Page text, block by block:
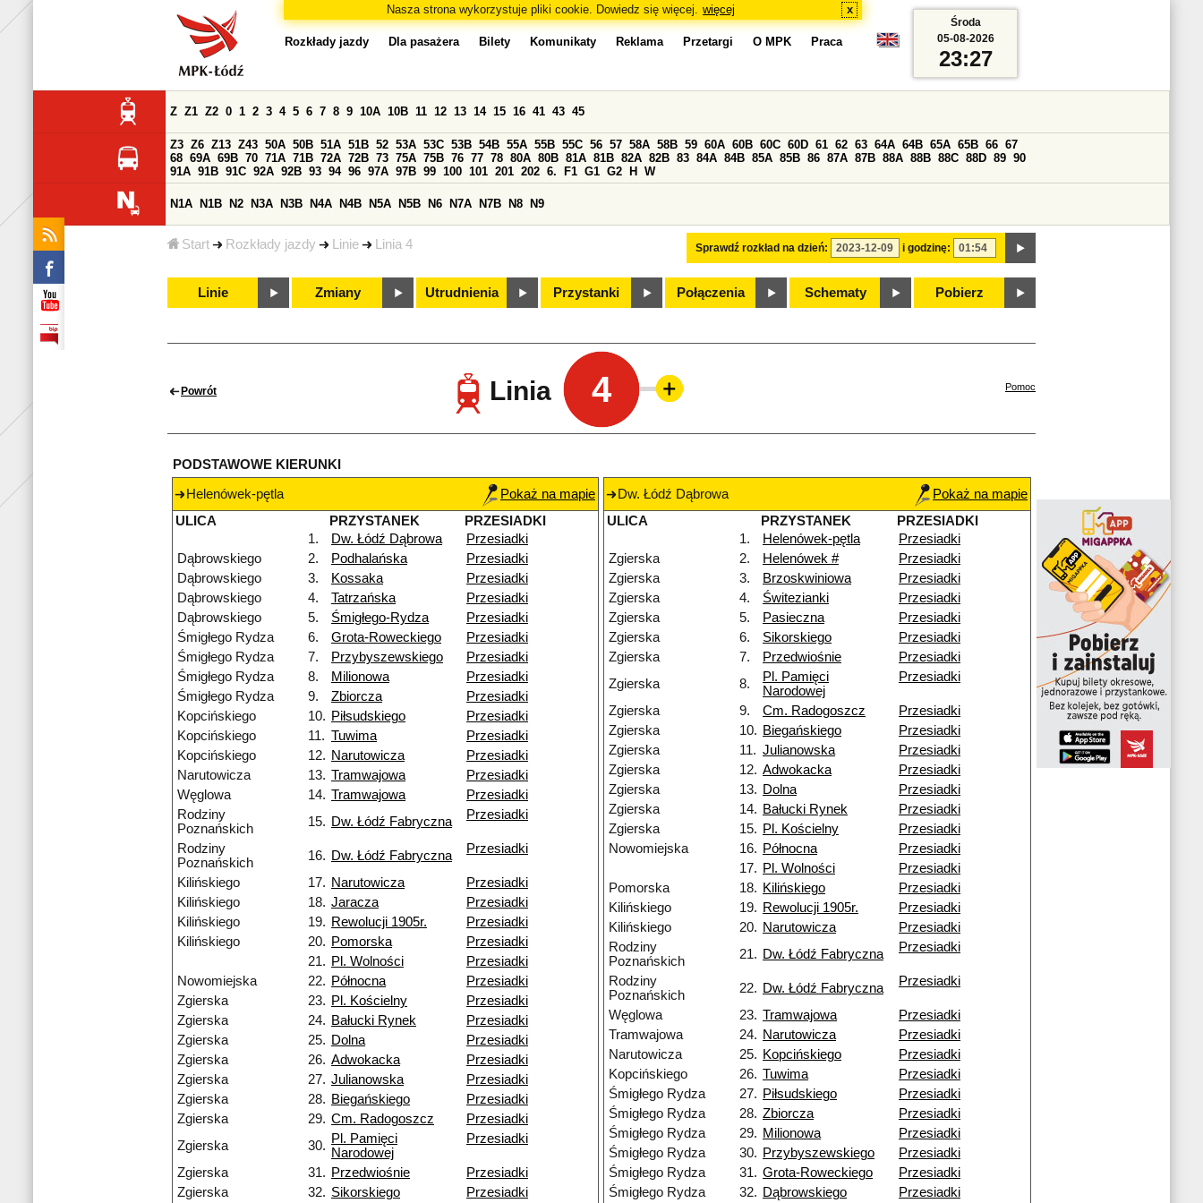
Nasza strona wykorzystuje pliki cookie. Dowiedz się więcej. więcej x
Start Rozkłady jazdy Linie Linia 4
Rozkłady jazdy Dla pasażera Bilety Komunikaty Reklama Przetargi O MPK Praca
Sprawdź rozkład na dzień: i godzinę:
Z Z1 Z2 0 1 2 3 4 5 6 7 8 9 10A 10B 11 12 13 14 15 16 41 43 45
Z3 Z6 Z13 Z43 50A 50B 51A 51B 52 53A 53C 53B 54B 55A 55B 55C 56 57 58A 58B 59 60A 60B 60C 60D 61 62 63 64A 64B 65A 65B 66 67
68 69A 69B 70 71A 71B 72A 72B 73 75A 75B 76 77 78 80A 80B 81A 81B 82A 82B 83 84A 84B 85A 85B 86 87A 87B 88A 88B 88C 88D 89 90
91A 91B 91C 92A 92B 93 94 96 97A 97B 99 100 101 201 202 6. F1 G1 G2 H W
N1A N1B N2 N3A N3B N4A N4B N5A N5B N6 N7A N7B N8 N9
Linie Zmiany Utrudnienia Przystanki Połączenia Schematy Pobierz
Środa
05-08-2026
23:27
Powrót Linia 4 Pomoc
PODSTAWOWE KIERUNKI
Helenówek-pętla
Pokaż na mapie
ULICA
PRZYSTANEK
PRZESIADKI
1.
Dw. Łódź Dąbrowa
Przesiadki
Dąbrowskiego
2. Podhalańska
Przesiadki
Dąbrowskiego
3. Kossaka
Przesiadki
Dąbrowskiego
4. Tatrzańska
Przesiadki
Dąbrowskiego
5. Śmigłego-Rydza
Przesiadki
Śmigłego Rydza
6. Grota-Roweckiego
Przesiadki
Śmigłego Rydza
7. Przybyszewskiego
Przesiadki
Śmigłego Rydza
8. Milionowa
Przesiadki
Śmigłego Rydza
9. Zbiorcza
Przesiadki
Kopcińskiego
10. Piłsudskiego
Przesiadki
Kopcińskiego
11. Tuwima
Przesiadki
Kopcińskiego
12. Narutowicza
Przesiadki
Narutowicza
13. Tramwajowa
Przesiadki
Węglowa
14. Tramwajowa
Przesiadki
Rodziny
Poznańskich
15. Dw. Łódź Fabryczna Przesiadki
Rodziny
Poznańskich
16. Dw. Łódź Fabryczna Przesiadki
Kilińskiego 17. Narutowicza
Przesiadki
Kilińskiego
18. Jaracza
Przesiadki
Kilińskiego
19. Rewolucji 1905r.
Przesiadki
Kilińskiego
20. Pomorska
Przesiadki
21. Pl. Wolności
Przesiadki
Nowomiejska
22. Północna
Przesiadki
Zgierska
23. Pl. Kościelny
Przesiadki
Zgierska
24. Bałucki Rynek
Przesiadki
Zgierska
25. Dolna
Przesiadki
Zgierska
26. Adwokacka
Przesiadki
Zgierska
27. Julianowska
Przesiadki
Zgierska
28. Biegańskiego
Przesiadki
Zgierska
29. Cm. Radogoszcz
Przesiadki
Zgierska
30. Pl. Pamięci
Narodowej
Przesiadki
Zgierska 31. Przedwiośnie
Przesiadki
Zgierska
32. Sikorskiego Przesiadki
Dw. Łódź Dąbrowa
Pokaż na mapie
ULICA
PRZYSTANEK
PRZESIADKI
1.
Helenówek-pętla
Przesiadki
Zgierska
2. Helenówek #
Przesiadki
Zgierska
3. Brzoskwiniowa
Przesiadki
Zgierska
4. Świtezianki
Przesiadki
Zgierska
5. Pasieczna
Przesiadki
Zgierska
6. Sikorskiego
Przesiadki
Zgierska
7. Przedwiośnie
Przesiadki
Zgierska
8.
Pl. Pamięci
Narodowej
Przesiadki
Zgierska 9. Cm. Radogoszcz
Przesiadki
Zgierska
10. Biegańskiego
Przesiadki
Zgierska
11. Julianowska
Przesiadki
Zgierska
12. Adwokacka
Przesiadki
Zgierska
13. Dolna
Przesiadki
Zgierska
14. Bałucki Rynek
Przesiadki
Zgierska
15. Pl. Kościelny
Przesiadki
Nowomiejska
16. Północna
Przesiadki
17. Pl. Wolności
Przesiadki
Pomorska
18. Kilińskiego
Przesiadki
Kilińskiego
19. Rewolucji 1905r.
Przesiadki
Kilińskiego
20. Narutowicza
Przesiadki
Rodziny
Poznańskich
21. Dw. Łódź Fabryczna Przesiadki
Rodziny
Poznańskich
22. Dw. Łódź Fabryczna Przesiadki
Węglowa 23. Tramwajowa
Przesiadki
Tramwajowa
24. Narutowicza
Przesiadki
Narutowicza
25. Kopcińskiego
Przesiadki
Kopcińskiego
26. Tuwima
Przesiadki
Śmigłego Rydza
27. Piłsudskiego
Przesiadki
Śmigłego Rydza
28. Zbiorcza
Przesiadki
Śmigłego Rydza
29. Milionowa
Przesiadki
Śmigłego Rydza
30. Przybyszewskiego
Przesiadki
Śmigłego Rydza
31. Grota-Roweckiego
Przesiadki
Śmigłego Rydza
32. Dąbrowskiego Przesiadki